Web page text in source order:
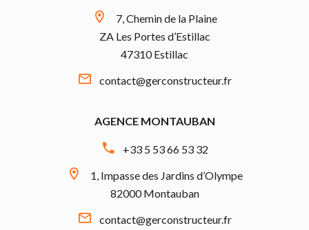
7, Chemin de la Plaine
ZA Les Portes d’Estillac
47310 Estillac
contact@gerconstructeur.fr
AGENCE MONTAUBAN
+33 5 53 66 53 32
1, Impasse des Jardins d’Olympe
82000 Montauban
contact@gerconstructeur.fr